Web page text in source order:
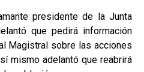
presidente de la Junta
que pedirá información
Magistral sobre las acciones
mismo adelantó que reabrirá